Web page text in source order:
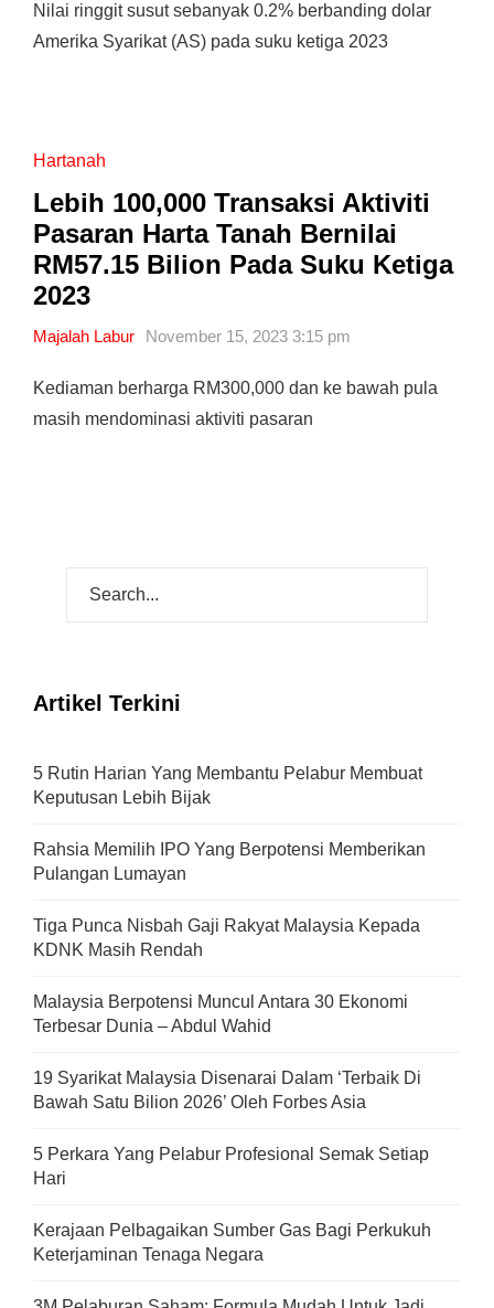
Nilai ringgit susut sebanyak 0.2% berbanding dolar
Amerika Syarikat (AS) pada suku ketiga 2023
Hartanah
Lebih 100,000 Transaksi Aktiviti
Pasaran Harta Tanah Bernilai
RM57.15 Bilion Pada Suku Ketiga
2023
Majalah Labur November 15, 2023 3:15 pm
Kediaman berharga RM300,000 dan ke bawah pula
masih mendominasi aktiviti pasaran
Artikel Terkini
5 Rutin Harian Yang Membantu Pelabur Membuat
Keputusan Lebih Bijak
Rahsia Memilih IPO Yang Berpotensi Memberikan
Pulangan Lumayan
Tiga Punca Nisbah Gaji Rakyat Malaysia Kepada
KDNK Masih Rendah
Malaysia Berpotensi Muncul Antara 30 Ekonomi
Terbesar Dunia – Abdul Wahid
19 Syarikat Malaysia Disenarai Dalam ‘Terbaik Di
Bawah Satu Bilion 2026’ Oleh Forbes Asia
5 Perkara Yang Pelabur Profesional Semak Setiap
Hari
Kerajaan Pelbagaikan Sumber Gas Bagi Perkukuh
Keterjaminan Tenaga Negara